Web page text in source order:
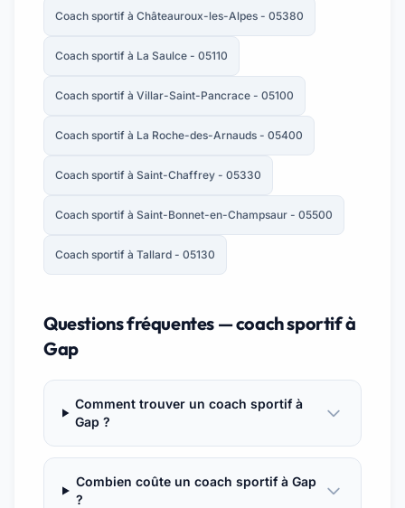
Coach sportif à Châteauroux-les-Alpes - 05380
Coach sportif à La Saulce - 05110
Coach sportif à Villar-Saint-Pancrace - 05100
Coach sportif à La Roche-des-Arnauds - 05400
Coach sportif à Saint-Chaffrey - 05330
Coach sportif à Saint-Bonnet-en-Champsaur - 05500
Coach sportif à Tallard - 05130
Questions fréquentes — coach sportif à
Gap
Comment trouver un coach sportif à
Gap ?
Combien coûte un coach sportif à Gap
?